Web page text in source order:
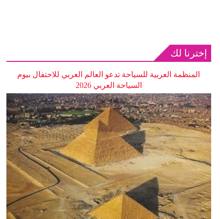
إخترنا لك
المنظمة العربية للسياحة تدعو العالم العربي للاحتفال بيوم
السياحة العربي 2026